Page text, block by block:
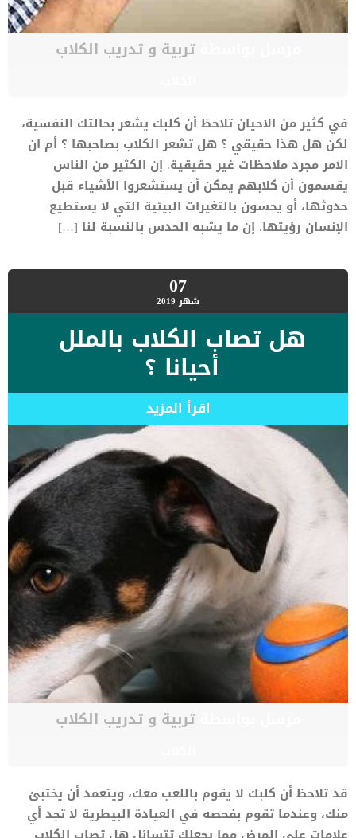
مرسل بواسطةتربية و تدريب الكلاب
في كثير من الاحيان تلاحظ أن كلبك يشعر بحالتك النفسية،
لكن هل هذا حقيقي ؟ هل تشعر الكلاب بصاحبها ؟ أم ان
الامر مجرد ملاحظات غير حقيقية. إن الكثير من الناس
يقسمون أن كلابهم يمكن أن يستشعروا الأشياء قبل
حدوثها، أو يحسون بالتغيرات البيئية التي لا يستطيع
الإنسان رؤيتها. إن ما يشبه الحدس بالنسبة لنا […]
07شهر 2019
هل تصاب الكلاب بالملل
أحيانا ؟
اقرأ المزيد
مرسل بواسطةتربية و تدريب الكلاب
قد تلاحظ أن كلبك لا يقوم باللعب معك، ويتعمد أن يختبئ
منك، وعندما تقوم بفحصه في العيادة البيطرية لا تجد أي